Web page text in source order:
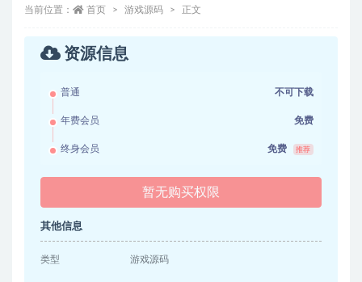
当前位置： 首页 游戏源码 正文
资源信息
普通 不可下载
年费会员 免费
终身会员 免费 推荐
暂无购买权限
其他信息
类型 游戏源码